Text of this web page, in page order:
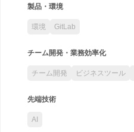
製品・環境
環境 GitLab
チーム開発・業務効率化
チーム開発 ビジネスツール
先端技術
AI